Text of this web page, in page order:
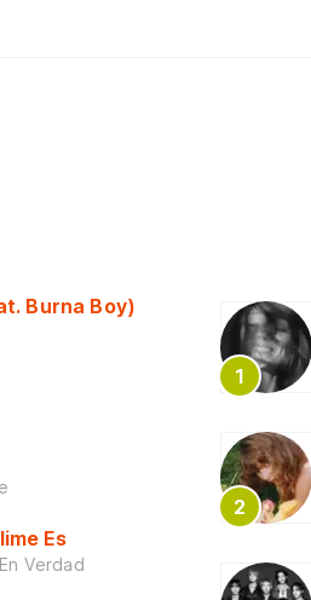
Burna Boy)
Es
Verdad